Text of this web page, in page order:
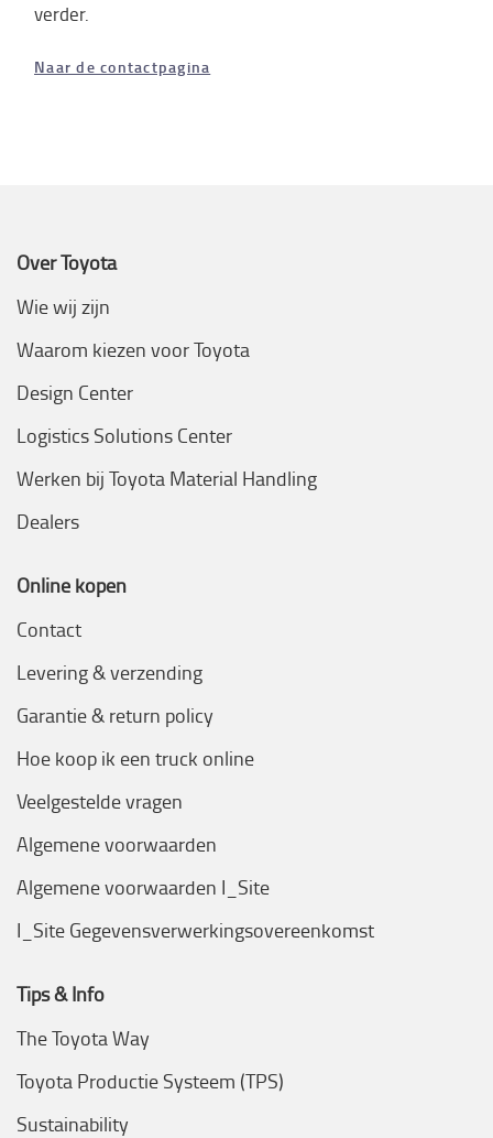
verder.
Naar de contactpagina
Over Toyota
Wie wij zijn
Waarom kiezen voor Toyota
Design Center
Logistics Solutions Center
Werken bij Toyota Material Handling
Dealers
Online kopen
Contact
Levering & verzending
Garantie & return policy
Hoe koop ik een truck online
Veelgestelde vragen
Algemene voorwaarden
Algemene voorwaarden I_Site
I_Site Gegevensverwerkingsovereenkomst
Tips & Info
The Toyota Way
Toyota Productie Systeem (TPS)
Sustainability